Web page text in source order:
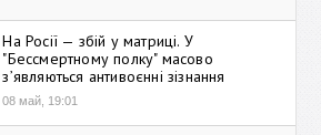
На Росії — збій у матриці. У
"Бессмертному полку" масово
зʼявляються антивоєнні зізнання
08 май, 19:01